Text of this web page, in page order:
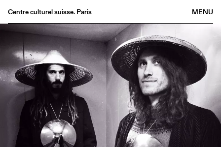
MENU
Centre culturel suisse. Paris
Agenda
Bookshop
Buvette
Archives
Medias
Publications
FR